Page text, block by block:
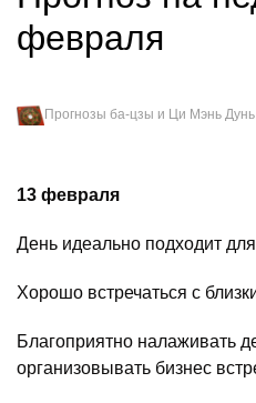
февраля
Прогнозы ба-цзы и Ци Мэнь
13 февраля
День идеально подходит
Хорошо встречаться с
Благоприятно налаживать
организовывать бизнес